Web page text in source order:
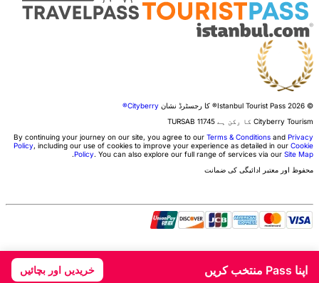
© 2026 Istanbul Tourist Pass® کا رجسٹرڈ نشان Cityberry®
Cityberry Tourism کا رکن ہے
TURSAB 11745
By continuing your journey on our site, you agree to our Terms & Conditions and Privacy
Policy, including our use of cookies to improve your experience as detailed in our Cookie
Policy. You can also explore our full range of services via our Site Map
.
محفوظ اور معتبر ادائیگی کی ضمانت
اپنا Pass منتخب کریں خریدیں اور بچائیں